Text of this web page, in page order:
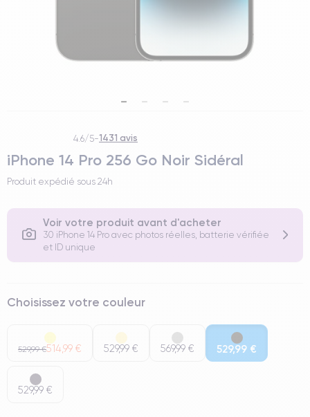
4.6/5-1431 avis
iPhone 14 Pro 256 Go Noir Sidéral
Produit expédié sous 24h
Voir votre produit avant d'acheter
30 iPhone 14 Pro avec photos réelles, batterie vérifiée
et ID unique
Choisissez votre couleur
529,99 €514,99 € 529,99 € 569,99 € 529,99 €
529,99 €